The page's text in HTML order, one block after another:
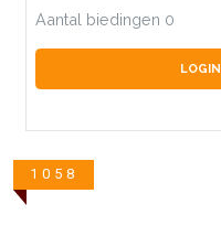
Aantal biedingen 0
1058